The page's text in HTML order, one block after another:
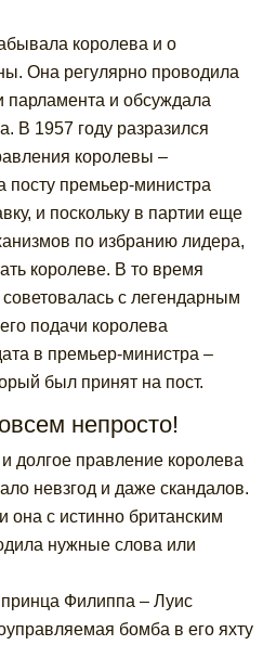
королева и о
Она регулярно проводила
парламента и обсуждала
В 1957 году разразился
королевы –
посту премьер-министра
и поскольку в партии еще
по избранию лидера,
королеве. В то время
с легендарным
подачи королева
в премьер-министра –
был принят на пост.
непросто!
долгое правление королева
невзгод и даже скандалов.
она с истинно британским
нужные слова или
Филиппа – Луис
бомба в его яхту